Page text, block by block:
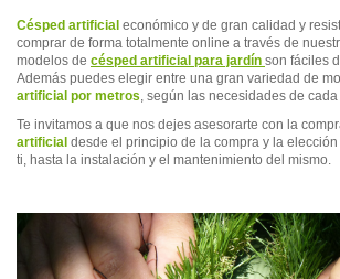
Césped artificial económico y de gran calidad y
comprar de forma totalmente online a través de
modelos de césped artificial para jardín son fáciles
Además puedes elegir entre una gran variedad de
artificial por metros, según las necesidades de
Te invitamos a que nos dejes asesorarte con la
artificial desde el principio de la compra y la
ti, hasta la instalación y el mantenimiento del mismo.